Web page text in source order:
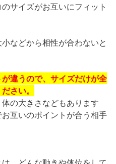
サイズがお互いにフィット
などから相性が合わないと
違うので、サイズだけが全
さい。
の大きさなどもあります
互いのポイントが合う相手